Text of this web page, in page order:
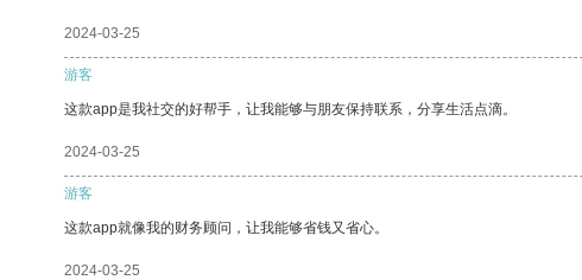
2024-03-25
游客
这款app是我社交的好帮手，让我能够与朋友保持联系，分享生活点滴。
2024-03-25
游客
这款app就像我的财务顾问，让我能够省钱又省心。
2024-03-25